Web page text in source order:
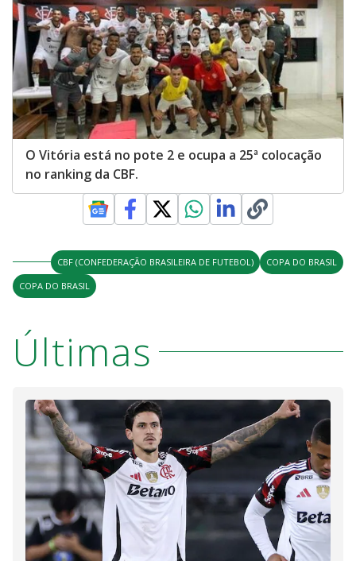
O Vitória está no pote 2 e ocupa a 25ª colocação
no ranking da CBF.
CBF (CONFEDERAÇÃO BRASILEIRA DE FUTEBOL)
COPA DO BRASIL
COPA DO BRASIL
Últimas